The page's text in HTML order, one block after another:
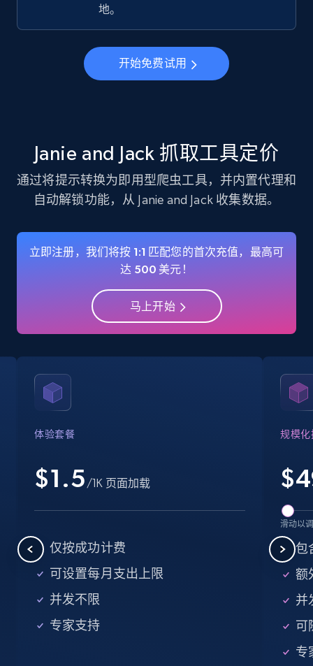
Instagram - Profiles
Account, Fbid, ID, Followers, Posts count, Is
business account, Is professional account, Is
Instagram - Profiles - Collect profile
business account, Is professional account, Is
verified, and more.
3.5K+ 注册使用
Crunchbase companies information
Name, URL, ID, Cb rank, Region, About,
Searching data by keyword
Name, URL, ID, Cb rank, Region, About,
Industries, Operating status, and more.
地。
开始免费试用
Janie and Jack 抓取工具定价
通过将提示转换为即用型爬虫工具，并内置代理和
自动解锁功能，从 Janie and Jack 收集数据。
立即注册，我们将按 1:1 匹配您的首次充值，最高可
达 500 美元！
马上开始
体验套餐
$1.5 /1K 页面加载
仅按成功计费
可设置每月支出上限
并发不限
专家支持
规模化
$
滑动以
包
额
并
可
专